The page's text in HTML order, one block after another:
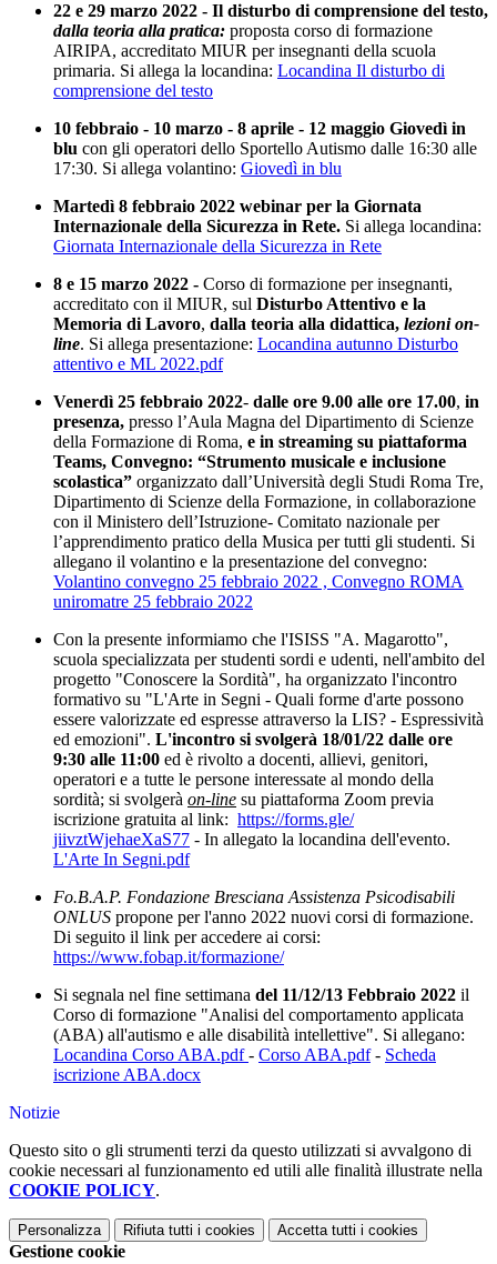
22 e 29 marzo 2022 - Il disturbo di comprensione del testo,
dalla teoria alla pratica: proposta corso di formazione
AIRIPA, accreditato MIUR per insegnanti della scuola
primaria. Si allega la locandina: Locandina Il disturbo di
comprensione del testo
10 febbraio - 10 marzo - 8 aprile - 12 maggio Giovedì in
blu con gli operatori dello Sportello Autismo dalle 16:30 alle
17:30. Si allega volantino: Giovedì in blu
Martedì 8 febbraio 2022 webinar per la Giornata
Internazionale della Sicurezza in Rete. Si allega locandina:
Giornata Internazionale della Sicurezza in Rete
8 e 15 marzo 2022 - Corso di formazione per insegnanti,
accreditato con il MIUR, sul Disturbo Attentivo e la
Memoria di Lavoro, dalla teoria alla didattica, lezioni on-
line. Si allega presentazione: Locandina autunno Disturbo
attentivo e ML 2022.pdf
Venerdì 25 febbraio 2022- dalle ore 9.00 alle ore 17.00, in
presenza, presso l’Aula Magna del Dipartimento di Scienze
della Formazione di Roma, e in streaming su piattaforma
Teams, Convegno: “Strumento musicale e inclusione
scolastica” organizzato dall’Università degli Studi Roma Tre,
Dipartimento di Scienze della Formazione, in collaborazione
con il Ministero dell’Istruzione- Comitato nazionale per
l’apprendimento pratico della Musica per tutti gli studenti. Si
allegano il volantino e la presentazione del convegno:
Volantino convegno 25 febbraio 2022 , Convegno ROMA
uniromatre 25 febbraio 2022
Con la presente informiamo che l'ISISS "A. Magarotto",
scuola specializzata per studenti sordi e udenti, nell'ambito del
progetto "Conoscere la Sordità", ha organizzato l'incontro
formativo su "L'Arte in Segni - Quali forme d'arte possono
essere valorizzate ed espresse attraverso la LIS? - Espressività
ed emozioni". L'incontro si svolgerà 18/01/22 dalle ore
9:30 alle 11:00 ed è rivolto a docenti, allievi, genitori,
operatori e a tutte le persone interessate al mondo della
sordità; si svolgerà on-line su piattaforma Zoom previa
iscrizione gratuita al link: https://forms.gle/
jiivztWjehaeXaS77 - In allegato la locandina dell'evento.
L'Arte In Segni.pdf
Fo.B.A.P. Fondazione Bresciana Assistenza Psicodisabili
ONLUS propone per l'anno 2022 nuovi corsi di formazione.
Di seguito il link per accedere ai corsi:
https://www.fobap.it/formazione/
Si segnala nel fine settimana del 11/12/13 Febbraio 2022 il
Corso di formazione "Analisi del comportamento applicata
(ABA) all'autismo e alle disabilità intellettive". Si allegano:
Locandina Corso ABA.pdf- Corso ABA.pdf- Scheda
iscrizione ABA.docx
Notizie
Questo sito o gli strumenti terzi da questo utilizzati si avvalgono di
cookie necessari al funzionamento ed utili alle finalità illustrate nella
COOKIE POLICY.
Personalizza Rifiuta tutti i cookies Accetta tutti i cookies
Gestione cookie